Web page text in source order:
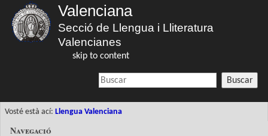
Valenciana
Secció de Llengua i Lliteratura
Valencianes
skip to content
Buscar
Vosté està ací:Llengua Valenciana
Navegació